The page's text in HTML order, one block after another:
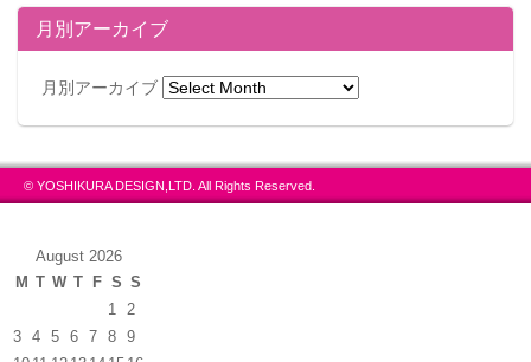
月別アーカイブ
月別アーカイブ
© YOSHIKURA DESIGN,LTD. All Rights Reserved.
August 2026
M T W T F S S
1
2
3
4 5 6 7 8
9